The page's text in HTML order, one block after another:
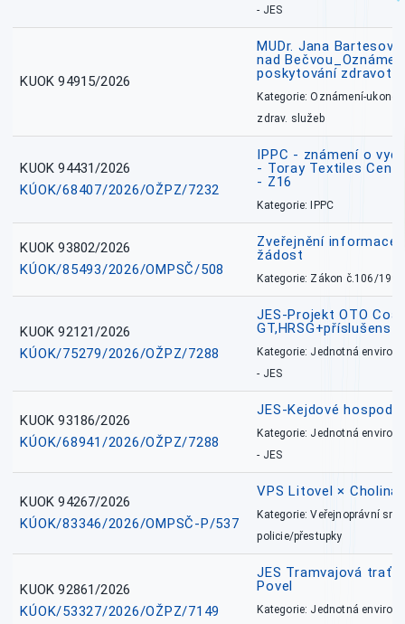
- JES
KUOK 94915/2026
MUDr. Jana
nad
poskytování
Kategorie: Oznámení-
zdrav. služeb
KUOK 94431/2026
KÚOK/68407/2026/OŽPZ/7232
IPPC - známení o
- Toray Textiles
- Z16
Kategorie: IPPC
KUOK 93802/2026
KÚOK/85493/2026/OMPSČ/508
Zveřejnění informace
žádost
Kategorie: Zákon č.106/1999
KUOK 92121/2026
KÚOK/75279/2026/OŽPZ/7288
JES-Projekt OTO
Kategorie: Jednotná
- JES
KUOK 93186/2026
KÚOK/68941/2026/OŽPZ/7288
JES-Kejdové
Kategorie: Jednotná
- JES
KUOK 94267/2026
KÚOK/83346/2026/OMPSČ-P/537
VPS Litovel ×
Kategorie: Veřejnoprávní
policie/přestupky
KUOK 92861/2026
KÚOK/53327/2026/OŽPZ/7149
JES Tramvajová trať
Povel
Kategorie: Jednotná